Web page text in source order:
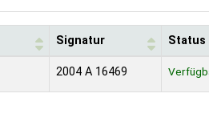
Signatur Status
2004 A 16469